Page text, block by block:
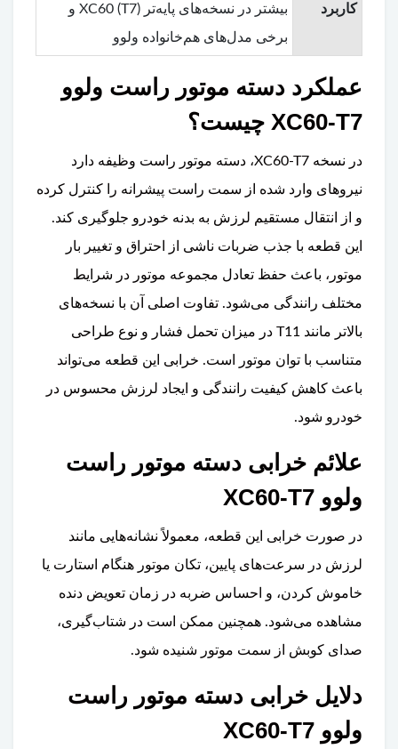
کاربرد
بیشتر در نسخه‌های پایه‌تر XC60 (T7) و
برخی مدل‌های هم‌خانواده ولوو
عملکرد دسته موتور راست ولوو
XC60-T7 چیست؟
در نسخه XC60-T7، دسته موتور راست وظیفه دارد
نیروهای وارد شده از سمت راست پیشرانه را کنترل کرده
و از انتقال مستقیم لرزش به بدنه خودرو جلوگیری کند.
این قطعه با جذب ضربات ناشی از احتراق و تغییر بار
موتور، باعث حفظ تعادل مجموعه موتور در شرایط
مختلف رانندگی می‌شود. تفاوت اصلی آن با نسخه‌های
بالاتر مانند T11 در میزان تحمل فشار و نوع طراحی
متناسب با توان موتور است. خرابی این قطعه می‌تواند
باعث کاهش کیفیت رانندگی و ایجاد لرزش محسوس در
خودرو شود.
علائم خرابی دسته موتور راست
ولوو XC60-T7
در صورت خرابی این قطعه، معمولاً نشانه‌هایی مانند
لرزش در سرعت‌های پایین، تکان موتور هنگام استارت یا
خاموش کردن، و احساس ضربه در زمان تعویض دنده
مشاهده می‌شود. همچنین ممکن است در شتاب‌گیری،
صدای کوبش از سمت موتور شنیده شود.
دلایل خرابی دسته موتور راست
ولوو XC60-T7